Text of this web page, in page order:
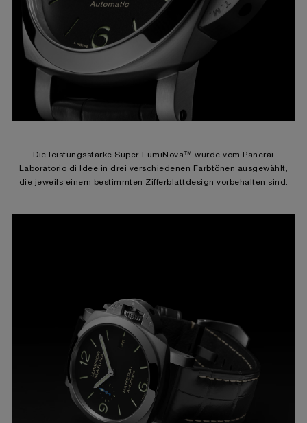
Die leistungsstarke Super-LumiNova™ wurde vom Panerai
Laboratorio di Idee in drei verschiedenen Farbtönen ausgewählt,
die jeweils einem bestimmten Zifferblattdesign vorbehalten sind.